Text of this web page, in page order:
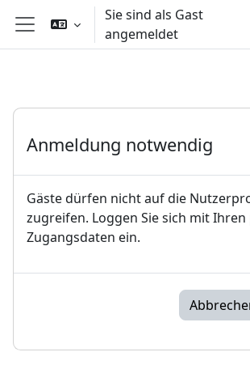
Zum Hauptinhalt
Website-Übersicht
Sie sind als Gast
angemeldet
Anmeldung notwendig
Gäste dürfen nicht auf die
zugreifen. Loggen Sie sich mit
Zugangsdaten ein.